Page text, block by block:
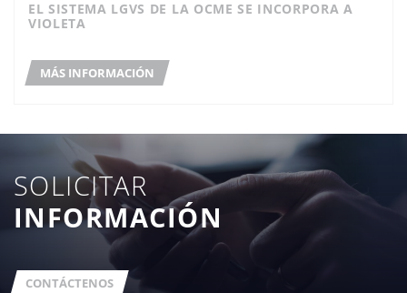
EL SISTEMA LGVS DE LA OCME SE INCORPORA A
VIOLETA
MÁS INFORMACIÓN
SOLICITAR
INFORMACIÓN
CONTÁCTENOS